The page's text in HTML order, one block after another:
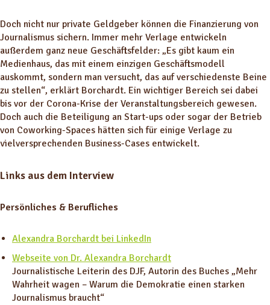
Doch nicht nur private Geldgeber können die Finanzierung von
Journalismus sichern. Immer mehr Verlage entwickeln
außerdem ganz neue Geschäftsfelder: „Es gibt kaum ein
Medienhaus, das mit einem einzigen Geschäftsmodell
auskommt, sondern man versucht, das auf verschiedenste Beine
zu stellen“, erklärt Borchardt. Ein wichtiger Bereich sei dabei
bis vor der Corona-Krise der Veranstaltungsbereich gewesen.
Doch auch die Beteiligung an Start-ups oder sogar der Betrieb
von Coworking-Spaces hätten sich für einige Verlage zu
vielversprechenden Business-Cases entwickelt.
Links aus dem Interview
Persönliches & Berufliches
Alexandra Borchardt bei LinkedIn
Webseite von Dr. Alexandra Borchardt
Journalistische Leiterin des DJF, Autorin des Buches „Mehr
Wahrheit wagen – Warum die Demokratie einen starken
Journalismus braucht“